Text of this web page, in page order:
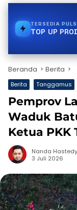
TERSEDIAE-
TOP UP
Beranda Berita
Berita Tanggamus
Pemprov
Waduk
Ketua PKK
Nanda Hastedy
3 Juli 2026